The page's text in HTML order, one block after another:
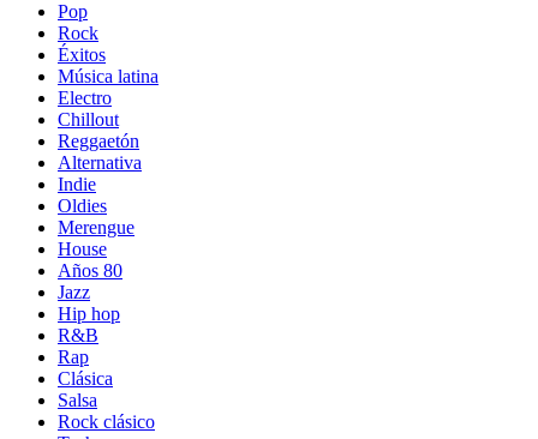
Pop
Rock
Éxitos
Música latina
Electro
Chillout
Reggaetón
Alternativa
Indie
Oldies
Merengue
House
Años 80
Jazz
Hip hop
R&B
Rap
Clásica
Salsa
Rock clásico